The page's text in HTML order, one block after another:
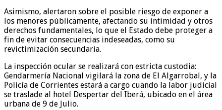
Asimismo, alertaron sobre el posible riesgo de exponer a
los menores públicamente, afectando su intimidad y otros
derechos fundamentales, lo que el Estado debe proteger a
fin de evitar consecuencias indeseadas, como su
revictimización secundaria.
La inspección ocular se realizará con estricta custodia:
Gendarmería Nacional vigilará la zona de El Algarrobal, y la
Policía de Corrientes estará a cargo cuando la labor judicial
se traslade al hotel Despertar del Iberá, ubicado en el área
urbana de 9 de Julio.